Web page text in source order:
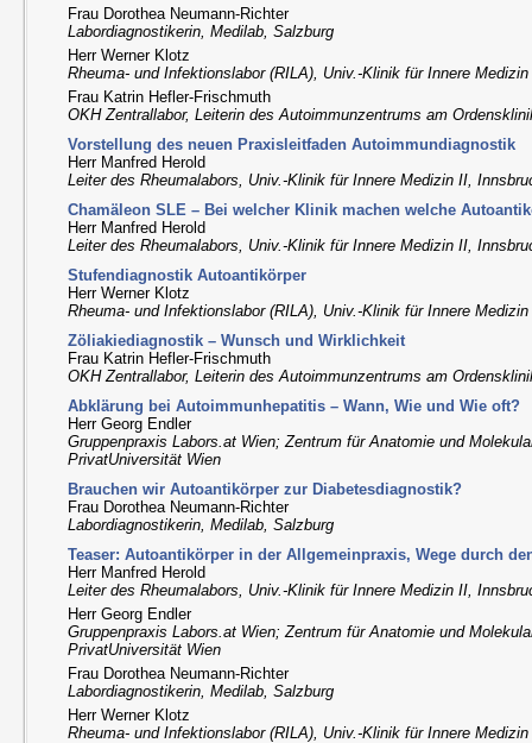
Frau Dorothea Neumann-Richter
Labordiagnostikerin, Medilab, Salzburg
Herr Werner Klotz
Rheuma- und Infektionslabor (RILA), Univ.-Klinik für Innere
Frau Katrin Hefler-Frischmuth
OKH Zentrallabor, Leiterin des Autoimmunzentrums am
Vorstellung des neuen Praxisleitfaden Autoimmundiagnostik
Herr Manfred Herold
Leiter des Rheumalabors, Univ.-Klinik für Innere Medizin II,
Chamäleon SLE – Bei welcher Klinik machen welche
Herr Manfred Herold
Leiter des Rheumalabors, Univ.-Klinik für Innere Medizin II,
Stufendiagnostik Autoantikörper
Herr Werner Klotz
Rheuma- und Infektionslabor (RILA), Univ.-Klinik für Innere
Zöliakiediagnostik – Wunsch und Wirklichkeit
Frau Katrin Hefler-Frischmuth
OKH Zentrallabor, Leiterin des Autoimmunzentrums am
Abklärung bei Autoimmunhepatitis – Wann, Wie und Wie oft?
Herr Georg Endler
Gruppenpraxis Labors.at Wien; Zentrum für Anatomie und
PrivatUniversität Wien
Brauchen wir Autoantikörper zur Diabetesdiagnostik?
Frau Dorothea Neumann-Richter
Labordiagnostikerin, Medilab, Salzburg
Teaser: Autoantikörper in der Allgemeinpraxis, Wege durch
Herr Manfred Herold
Leiter des Rheumalabors, Univ.-Klinik für Innere Medizin II,
Herr Georg Endler
Gruppenpraxis Labors.at Wien; Zentrum für Anatomie und
PrivatUniversität Wien
Frau Dorothea Neumann-Richter
Labordiagnostikerin, Medilab, Salzburg
Herr Werner Klotz
Rheuma- und Infektionslabor (RILA), Univ.-Klinik für Innere